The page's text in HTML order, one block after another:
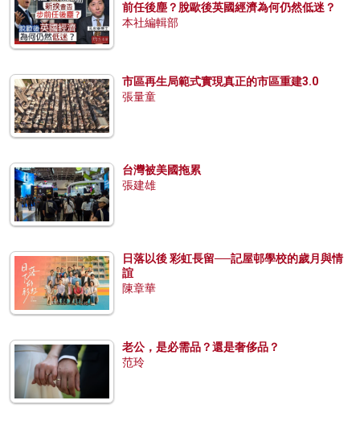
前任後塵？脫歐後英國經濟為何仍然低迷？
本社編輯部
市區再生局範式實現真正的市區重建3.0
張量童
台灣被美國拖累
張建雄
日落以後 彩虹長留──記屋邨學校的歲月與情
誼
陳章華
老公，是必需品？還是奢侈品？
范玲